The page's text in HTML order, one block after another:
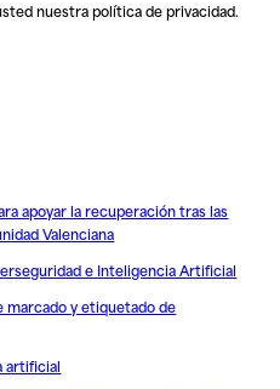
nuestrapolítica de privacidad.
apoyar la recuperación tras las
Valenciana
e Inteligencia Artificial
marcado y etiquetado de
artificial